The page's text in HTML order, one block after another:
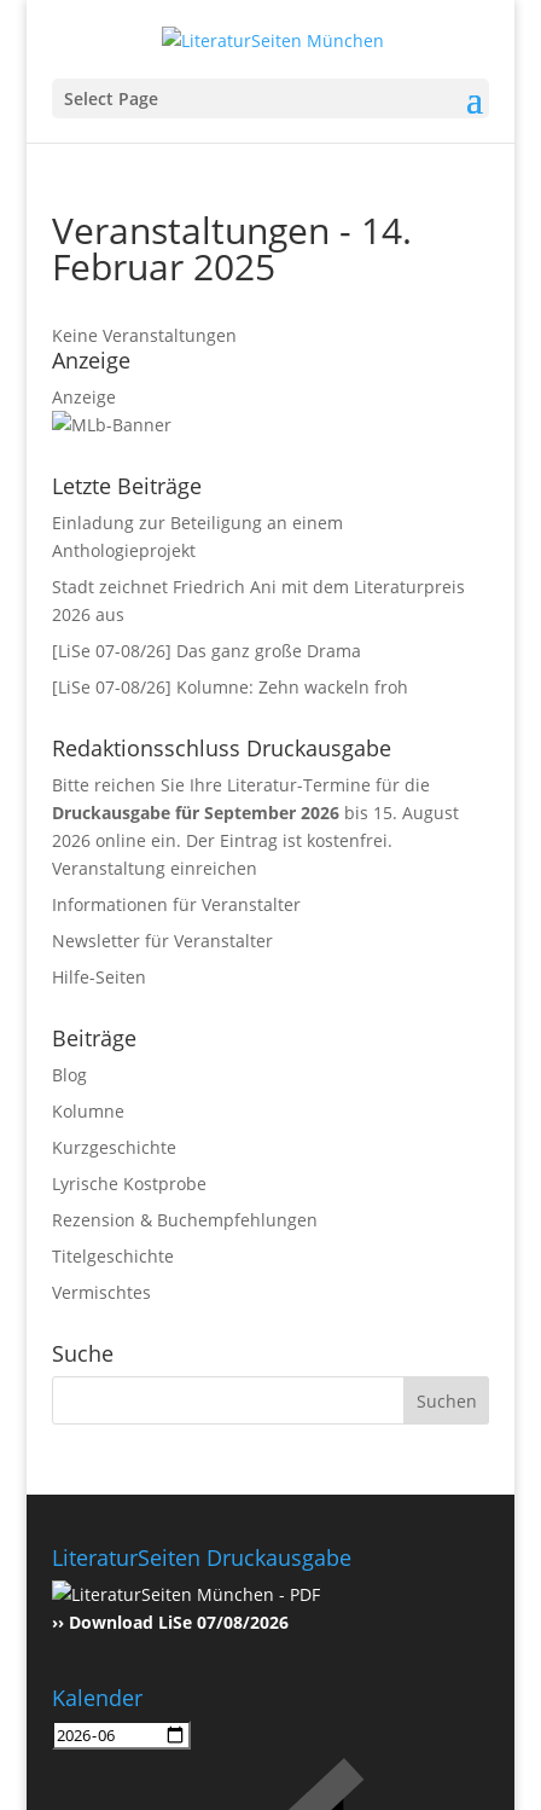
Select Page
Veranstaltungen - 14.
Februar 2025
Keine Veranstaltungen
Anzeige
Anzeige
Letzte Beiträge
Einladung zur Beteiligung an einem
Anthologieprojekt
Stadt zeichnet Friedrich Ani mit dem Literaturpreis
2026 aus
[LiSe 07-08/26] Das ganz große Drama
[LiSe 07-08/26] Kolumne: Zehn wackeln froh
Redaktionsschluss Druckausgabe
Bitte reichen Sie Ihre Literatur-Termine für die
Druckausgabe für September 2026bis 15. August
2026 online ein. Der Eintrag ist kostenfrei.
Veranstaltung einreichen
Informationen für Veranstalter
Newsletter für Veranstalter
Hilfe-Seiten
Beiträge
Blog
Kolumne
Kurzgeschichte
Lyrische Kostprobe
Rezension & Buchempfehlungen
Titelgeschichte
Vermischtes
Suche
LiteraturSeiten Druckausgabe
›› Download LiSe 07/08/2026
Kalender